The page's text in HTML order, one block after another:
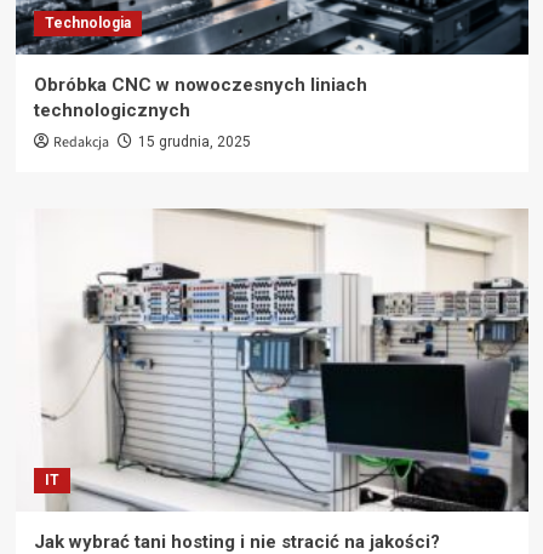
Technologia
Obróbka CNC w nowoczesnych liniach
technologicznych
Redakcja 15 grudnia, 2025
IT
Jak wybrać tani hosting i nie stracić na jakości?